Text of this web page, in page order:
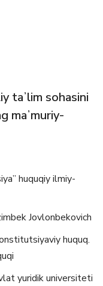
taʼlim sohasini
maʼmuriy-
huquqiy ilmiy-
Jovlonbekovich
huquq.
yuridik universiteti